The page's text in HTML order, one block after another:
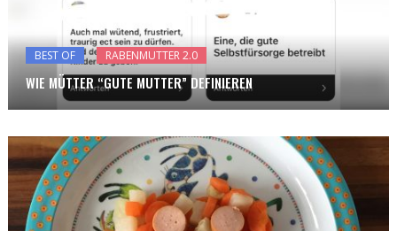
BEST OF RABENMUTTER 2.0
WIE MÜTTER “GUTE MUTTER” DEFINIEREN